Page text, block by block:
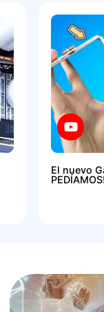
El nuevo
PEDÍAMOS!